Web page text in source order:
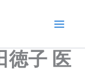
徳子 医